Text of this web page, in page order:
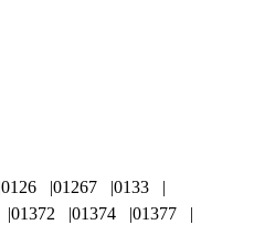
0126 01267
0133
01372 01374
01377